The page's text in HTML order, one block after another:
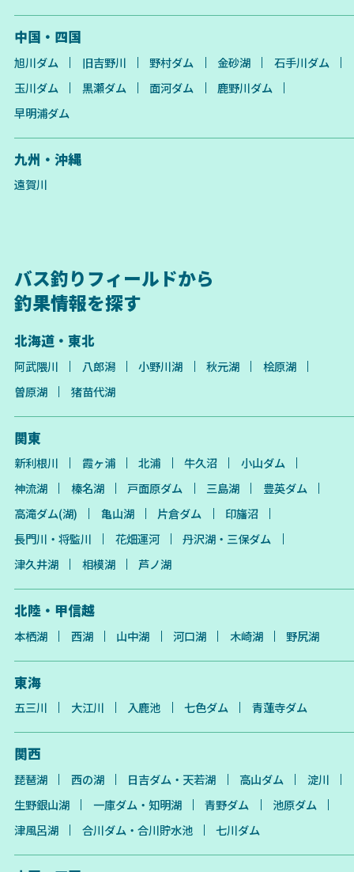
中国・四国
旭川ダム 旧吉野川 野村ダム 金砂湖
石手川ダム
玉川ダム
黒瀬ダム 面河ダム
鹿野川ダム
早明浦ダム
九州・沖縄
遠賀川
バス釣りフィールドから
釣果情報を探す
北海道・東北
阿武隈川 八郎潟 小野川湖 秋元湖
桧原湖
曽原湖
猪苗代湖
関東
新利根川 霞ヶ浦 北浦 牛久沼
小山ダム
神流湖
榛名湖 戸面原ダム 三島湖
豊英ダム
高滝ダム(湖)
亀山湖 片倉ダム
印旛沼
長門川・将監川
花畑運河
丹沢湖・三保ダム
津久井湖
相模湖 芦ノ湖
北陸・甲信越
本栖湖 西湖 山中湖 河口湖 木崎湖 野尻湖
東海
五三川 大江川 入鹿池 七色ダム 青蓮寺ダム
関西
琵琶湖 西の湖 日吉ダム・天若湖 高山ダム
淀川
生野銀山湖
一庫ダム・知明湖 青野ダム
池原ダム
津風呂湖
合川ダム・合川貯水池 七川ダム